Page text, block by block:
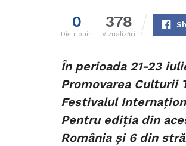
0
Distribuiri
378
Vizualizări
În perioada 21-23
Promovarea Culturii
Festivalul
Pentru ediția din
România și 6 din